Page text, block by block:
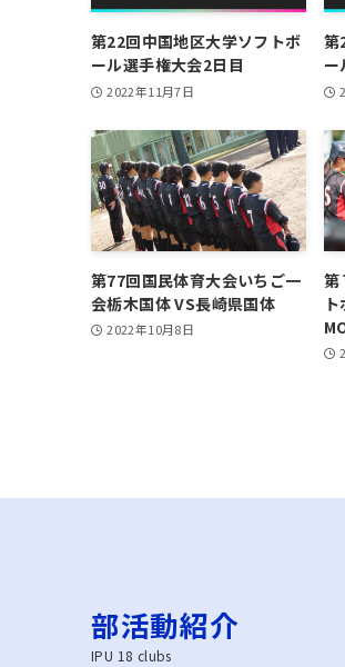
第22回中国地区大学ソフトボ
ール選手権大会2日目
2022年11月7日
第
ー
第77回国民体育大会いちご一
会栃木国体 VS長崎県国体
2022年10月8日
第
部活動紹介
IPU 18 clubs